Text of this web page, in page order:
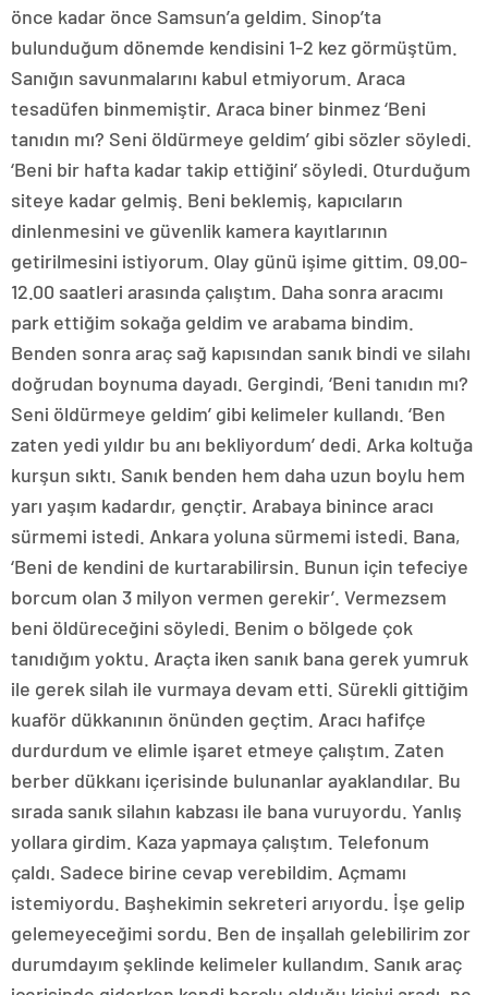
önce kadar önce Samsun’a geldim. Sinop’ta
bulunduğum dönemde kendisini 1-2 kez görmüştüm.
Sanığın savunmalarını kabul etmiyorum. Araca
tesadüfen binmemiştir. Araca biner binmez ‘Beni
tanıdın mı? Seni öldürmeye geldim’ gibi sözler söyledi.
‘Beni bir hafta kadar takip ettiğini’ söyledi. Oturduğum
siteye kadar gelmiş. Beni beklemiş, kapıcıların
dinlenmesini ve güvenlik kamera kayıtlarının
getirilmesini istiyorum. Olay günü işime gittim. 09.00-
12.00 saatleri arasında çalıştım. Daha sonra aracımı
park ettiğim sokağa geldim ve arabama bindim.
Benden sonra araç sağ kapısından sanık bindi ve silahı
doğrudan boynuma dayadı. Gergindi, ‘Beni tanıdın mı?
Seni öldürmeye geldim’ gibi kelimeler kullandı. ‘Ben
zaten yedi yıldır bu anı bekliyordum’ dedi. Arka koltuğa
kurşun sıktı. Sanık benden hem daha uzun boylu hem
yarı yaşım kadardır, gençtir. Arabaya binince aracı
sürmemi istedi. Ankara yoluna sürmemi istedi. Bana,
‘Beni de kendini de kurtarabilirsin. Bunun için tefeciye
borcum olan 3 milyon vermen gerekir’. Vermezsem
beni öldüreceğini söyledi. Benim o bölgede çok
tanıdığım yoktu. Araçta iken sanık bana gerek yumruk
ile gerek silah ile vurmaya devam etti. Sürekli gittiğim
kuaför dükkanının önünden geçtim. Aracı hafifçe
durdurdum ve elimle işaret etmeye çalıştım. Zaten
berber dükkanı içerisinde bulunanlar ayaklandılar. Bu
sırada sanık silahın kabzası ile bana vuruyordu. Yanlış
yollara girdim. Kaza yapmaya çalıştım. Telefonum
çaldı. Sadece birine cevap verebildim. Açmamı
istemiyordu. Başhekimin sekreteri arıyordu. İşe gelip
gelemeyeceğimi sordu. Ben de inşallah gelebilirim zor
durumdayım şeklinde kelimeler kullandım. Sanık araç